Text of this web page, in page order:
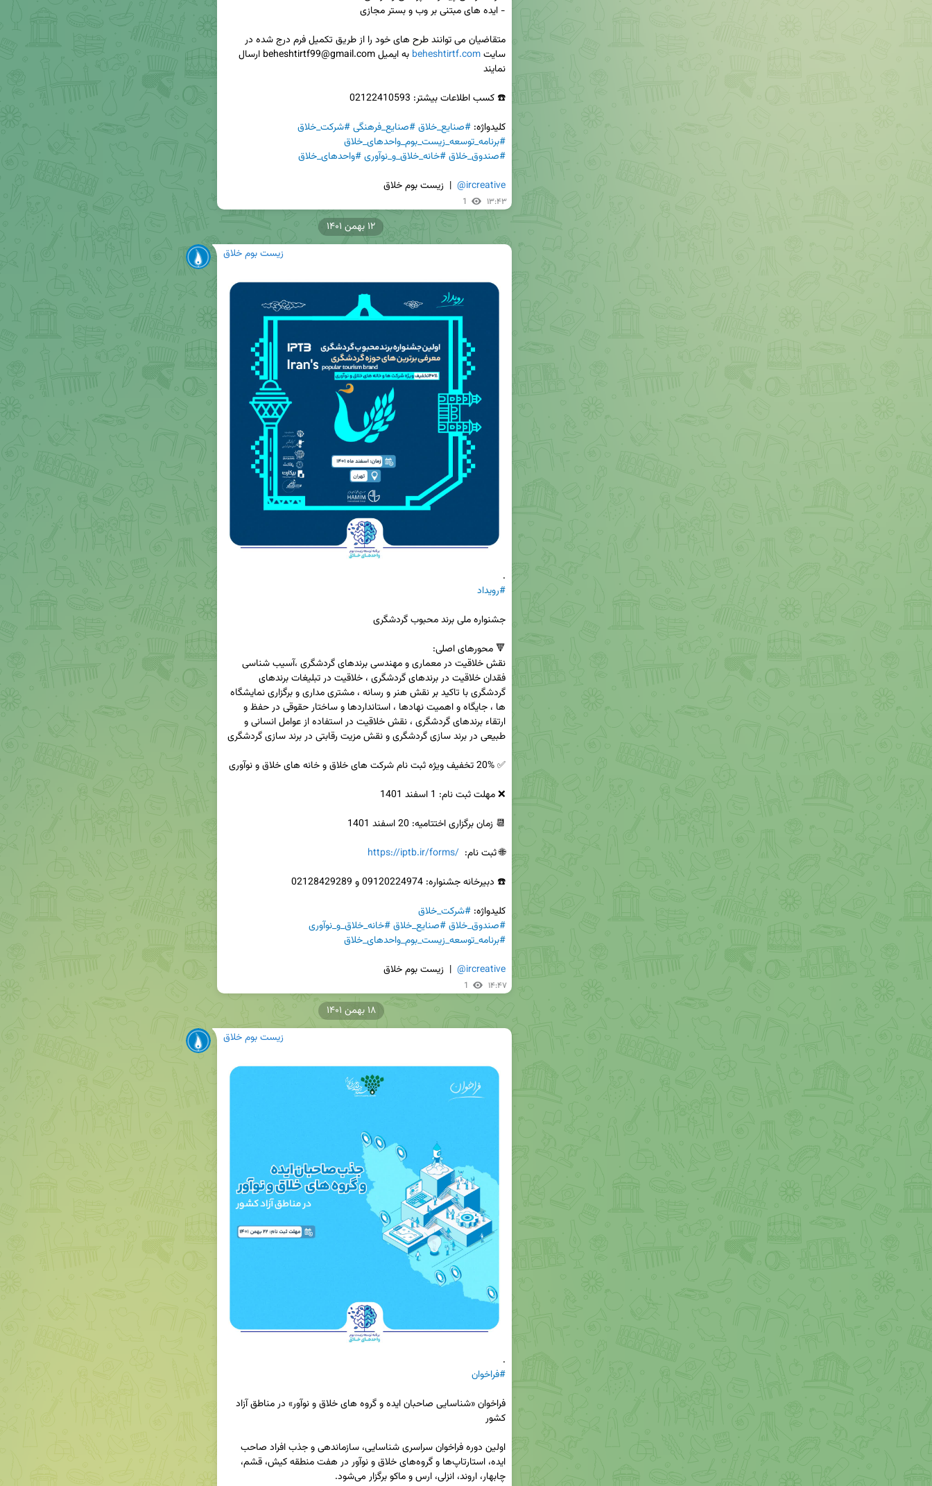
سایت beheshtirtf.com
کلیدواژه: #صنایع_خلاق#صنایع_فرهنگی#شرکت_خلاق
#برنامه_توسعه_زیست_بوم_واحدهای_خلاق
#صندوق_خلاق#خانه_خلاق_و_نوآوری#واحدهای_خلاق
@ircreative
  |  زیست بوم خلاق
1 ۱۳:۴۳
زیست بوم خلاق
.
#رویداد
🌐 ثبت نام: https://iptb.ir/forms/
کلیدواژه: #شرکت_خلاق
#صندوق_خلاق#صنایع_خلاق#خانه_خلاق_و_نوآوری
#برنامه_توسعه_زیست_بوم_واحدهای_خلاق
@ircreative
  |  زیست بوم خلاق
1 ۱۴:۴۷
۱۲ بهمن ۱۴۰۱
زیست بوم خلاق
.
#فراخوان
۱۸ بهمن ۱۴۰۱